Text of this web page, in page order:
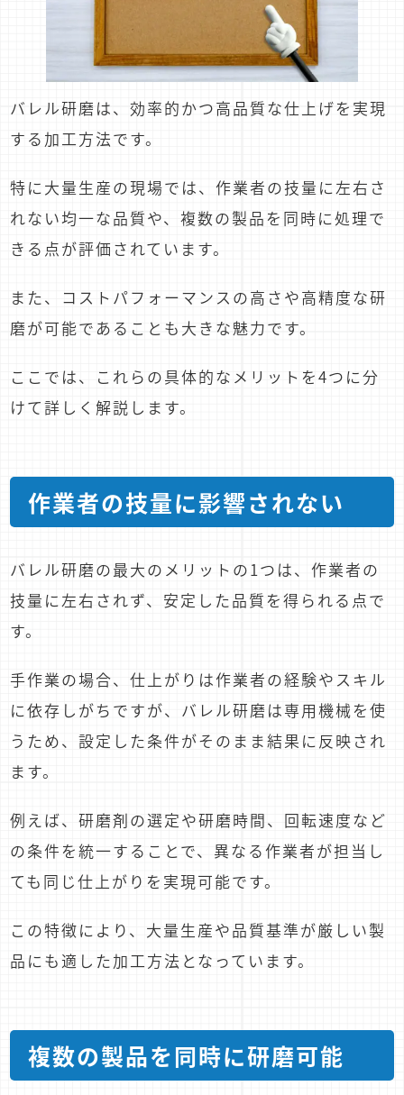
バレル研磨は、効率的かつ高品質な仕上げを実現
する加工方法です。
特に大量生産の現場では、作業者の技量に左右さ
れない均一な品質や、複数の製品を同時に処理で
きる点が評価されています。
また、コストパフォーマンスの高さや高精度な研
磨が可能であることも大きな魅力です。
ここでは、これらの具体的なメリットを4つに分
けて詳しく解説します。
作業者の技量に影響されない
バレル研磨の最大のメリットの1つは、作業者の
技量に左右されず、安定した品質を得られる点で
す。
手作業の場合、仕上がりは作業者の経験やスキル
に依存しがちですが、バレル研磨は専用機械を使
うため、設定した条件がそのまま結果に反映され
ます。
例えば、研磨剤の選定や研磨時間、回転速度など
の条件を統一することで、異なる作業者が担当し
ても同じ仕上がりを実現可能です。
この特徴により、大量生産や品質基準が厳しい製
品にも適した加工方法となっています。
複数の製品を同時に研磨可能